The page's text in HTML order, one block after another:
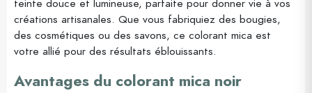
teinte douce et lumineuse, parfaite pour donner vie à vos
créations artisanales. Que vous fabriquiez des bougies,
des cosmétiques ou des savons, ce colorant mica est
votre allié pour des résultats éblouissants.
Avantages du colorant mica noir